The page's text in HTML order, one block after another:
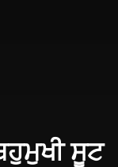
ਸੂਟ